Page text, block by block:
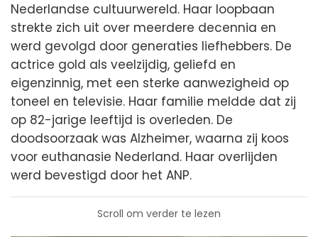
Nederlandse cultuurwereld. Haar loopbaan
strekte zich uit over meerdere decennia en
werd gevolgd door generaties liefhebbers. De
actrice gold als veelzijdig, geliefd en
eigenzinnig, met een sterke aanwezigheid op
toneel en televisie. Haar familie meldde dat zij
op 82-jarige leeftijd is overleden. De
doodsoorzaak was Alzheimer, waarna zij koos
voor euthanasie Nederland. Haar overlijden
werd bevestigd door het ANP.
Scroll om verder te lezen